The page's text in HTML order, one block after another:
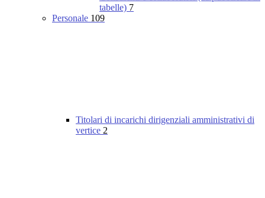
tabelle) 7
Personale 109
Titolari di incarichi dirigenziali amministrativi di
vertice 2